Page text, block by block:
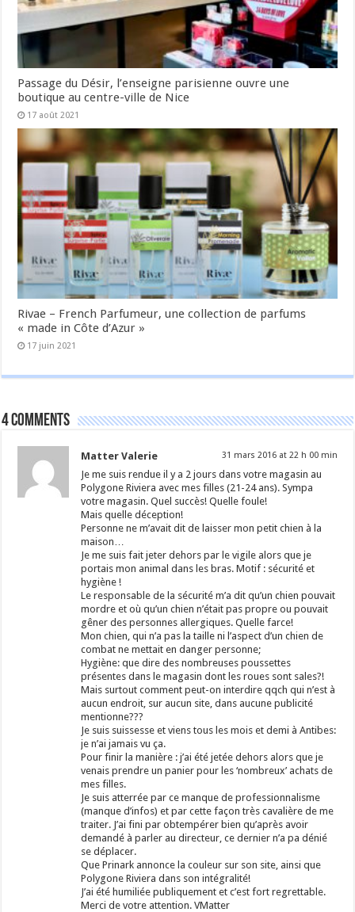
Passage du Désir, l’enseigne parisienne ouvre une
boutique au centre-ville de Nice
17 août 2021
Rivae – French Parfumeur, une collection de parfums
« made in Côte d’Azur »
17 juin 2021
4 comments
Matter Valerie 31 mars 2016 at 22 h 00 min
Je me suis rendue il y a 2 jours dans votre magasin au
Polygone Riviera avec mes filles (21-24 ans). Sympa
votre magasin. Quel succès! Quelle foule!
Mais quelle déception!
Personne ne m’avait dit de laisser mon petit chien à la
maison…
Je me suis fait jeter dehors par le vigile alors que je
portais mon animal dans les bras. Motif : sécurité et
hygiène !
Le responsable de la sécurité m’a dit qu’un chien pouvait
mordre et où qu’un chien n’était pas propre ou pouvait
gêner des personnes allergiques. Quelle farce!
Mon chien, qui n’a pas la taille ni l’aspect d’un chien de
combat ne mettait en danger personne;
Hygiène: que dire des nombreuses poussettes
présentes dans le magasin dont les roues sont sales?!
Mais surtout comment peut-on interdire qqch qui n’est à
aucun endroit, sur aucun site, dans aucune publicité
mentionne???
Je suis suissesse et viens tous les mois et demi à Antibes:
je n’ai jamais vu ça.
Pour finir la manière : j’ai été jetée dehors alors que je
venais prendre un panier pour les ‘nombreux’ achats de
mes filles.
Je suis atterrée par ce manque de professionnalisme
(manque d’infos) et par cette façon très cavalière de me
traiter. J’ai fini par obtempérer bien qu’après avoir
demandé à parler au directeur, ce dernier n’a pa dénié
se déplacer.
Que Prinark annonce la couleur sur son site, ainsi que
Polygone Riviera dans son intégralité!
J’ai été humiliée publiquement et c’est fort regrettable.
Merci de votre attention. VMatter